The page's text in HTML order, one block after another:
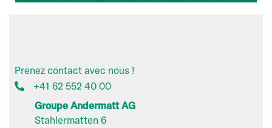
Prenez contact avec nous !
+41 62 552 40 00
Groupe Andermatt AG
Stahlermatten 6